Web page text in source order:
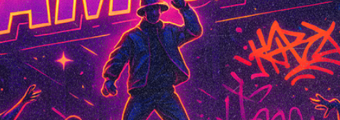
Москва, Сущёвская ул., 21